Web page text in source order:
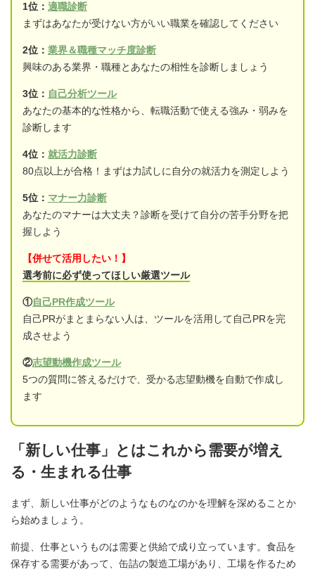
1位： 適職診断
まずはあなたが受けない方がいい職業を確認してください
2位： 業界＆職種マッチ度診断
興味のある業界・職種とあなたの相性を診断しましょう
3位： 自己分析ツール
あなたの基本的な性格から、転職活動で使える強み・弱みを
診断します
4位： 就活力診断
80点以上が合格！まずは力試しに自分の就活力を測定しよう
5位： マナー力診断
あなたのマナーは大丈夫？診断を受けて自分の苦手分野を把
握しよう
【併せて活用したい！】
選考前に必ず使ってほしい厳選ツール
①自己PR作成ツール
自己PRがまとまらない人は、ツールを活用して自己PRを完
成させよう
②志望動機作成ツール
5つの質問に答えるだけで、受かる志望動機を自動で作成し
ます
「新しい仕事」とはこれから需要が増え
る・生まれる仕事
まず、新しい仕事がどのようなものなのかを理解を深めることか
ら始めましょう。
前提、仕事というものは需要と供給で成り立っています。食品を
保存する需要があって、缶詰の製造工場があり、工場を作るため